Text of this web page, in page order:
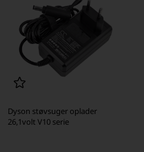
Dyson støvsuger oplader
26,1volt V10 serie